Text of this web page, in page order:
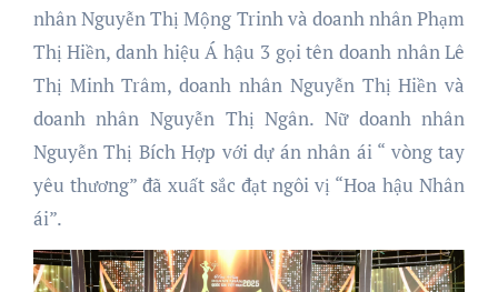
nhân Nguyễn Thị Mộng Trinh và doanh nhân Phạm
Thị Hiền, danh hiệu Á hậu 3 gọi tên doanh nhân Lê
Thị Minh Trâm, doanh nhân Nguyễn Thị Hiền và
doanh nhân Nguyễn Thị Ngân. Nữ doanh nhân
Nguyễn Thị Bích Hợp với dự án nhân ái “ vòng tay
yêu thương” đã xuất sắc đạt ngôi vị “Hoa hậu Nhân
ái”.